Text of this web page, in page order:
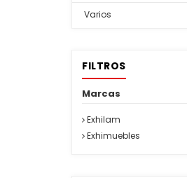
Varios
FILTROS
Marcas
Exhilam
Exhimuebles